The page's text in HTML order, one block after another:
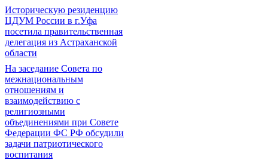
Историческую резиденцию
ЦДУМ России в г.Уфа
посетила правительственная
делегация из Астраханской
области
На заседание Совета по
межнациональным
отношениям и
взаимодействию с
религиозными
объединениями при Совете
Федерации ФС РФ обсудили
задачи патриотического
воспитания